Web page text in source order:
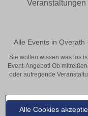
Alle Cookies
Veranstaltungen
Alle Events in Overath
Sie wollen wissen was los
Event-Angebot! Ob
oder aufregende